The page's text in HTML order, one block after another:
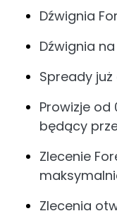
Dźwignia
Dźwignia na
Spready
Prowizje od
będący
Zlecenie
Zlecenia